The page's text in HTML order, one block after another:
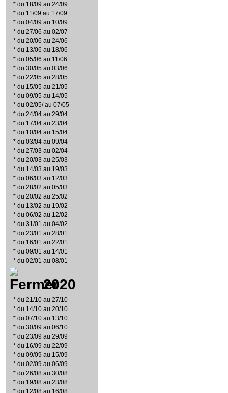
* du 18/09 au 24/09
* du 11/09 au 17/09
* du 04/09 au 10/09
* du 27/06 au 02/07
* du 20/06 au 24/06
* du 13/06 au 18/06
* du 05/06 au 11/06
* du 30/05 au 03/06
* du 22/05 au 28/05
* du 15/05 au 21/05
* du 09/05 au 14/05
* du 02/05/ au 07/05
* du 24/04 au 29/04
* du 17/04 au 23/04
* du 10/04 au 15/04
* du 03/04 au 09/04
* du 27/03 au 02/04
* du 20/03 au 25/03
* du 14/03 au 19/03
* du 06/03 au 12/03
* du 28/02 au 05/03
* du 20/02 au 25/02
* du 13/02 au 19/02
* du 06/02 au 12/02
* du 31/01 au 04/02
* du 23/01 au 28/01
* du 16/01 au 22/01
* du 09/01 au 14/01
* du 02/01 au 08/01
2020
* du 21/10 au 27/10
* du 14/10 au 20/10
* du 07/10 au 13/10
* du 30/09 au 06/10
* du 23/09 au 29/09
* du 16/09 au 22/09
* du 09/09 au 15/09
* du 02/09 au 06/09
* du 26/08 au 30/08
* du 19/08 au 23/08
* du 12/08 au 16/08